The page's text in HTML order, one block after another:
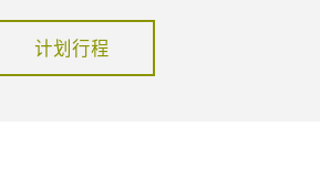
计划行程